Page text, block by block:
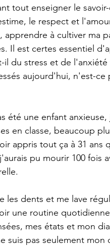
tout enseigner le
le respect et
apprendre à cultiver ma
Il est certes essentiel
il du stress et de
aujourd'hui, n'est-
été une enfant
en classe, beaucoup
appris tout ça à 31
pu mourir 100 fois
les dents et me lave
une routine
mes états et mon
suis pas seulement